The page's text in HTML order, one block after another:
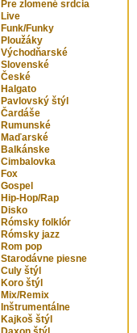
Pre zlomené srdcia
Live
Funk/Funky
Ploužáky
Východňarské
Slovenské
České
Halgato
Pavlovský štýl
Čardáše
Rumunské
Maďarské
Balkánske
Cimbalovka
Fox
Gospel
Hip-Hop/Rap
Disko
Rómsky folklór
Rómsky jazz
Rom pop
Starodávne piesne
Culy štýl
Koro štýl
Mix/Remix
Inštrumentálne
Kajkoš štýl